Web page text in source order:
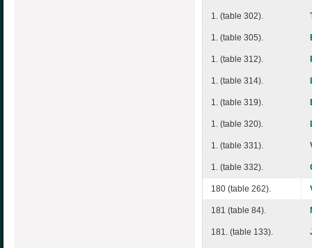
1. (table 302).
1. (table 305).
1. (table 312).
1. (table 314).
1. (table 319).
1. (table 320).
1. (table 331).
1. (table 332).
180 (table 262).
181 (table 84).
181. (table 133).